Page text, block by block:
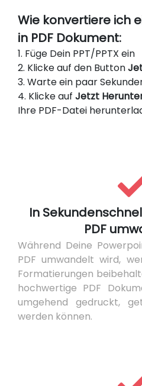
Wie konvertiere ich
in PDF Dokument:
1. Füge Dein PPT/PPTX ein
2. Klicke auf den Button
3. Warte ein paar
4. Klicke auf Jetzt
Ihre PDF-Datei
In
PDF
Während Deine
PDF umwandelt wird,
Formatierungen
hochwertige PDF
umgehend gedruckt,
werden können.